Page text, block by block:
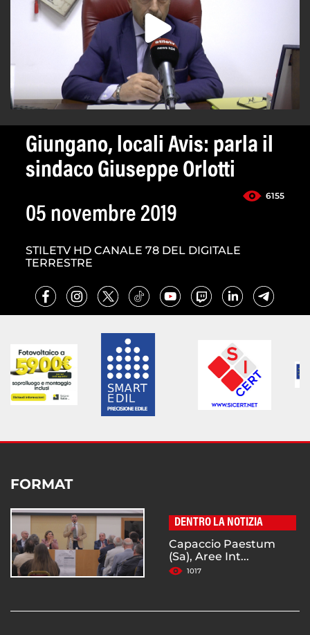
Giungano, locali Avis: parla il
sindaco Giuseppe Orlotti
6155
05 novembre 2019
STILETV HD CANALE 78 DEL DIGITALE
TERRESTRE
FORMAT
DENTRO LA NOTIZIA
Capaccio Paestum
(Sa), Aree Int...
1017